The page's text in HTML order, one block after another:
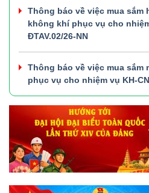
Thông báo về việc mua sắm
không khí phục vụ cho
ĐTAV.02/26-NN
Thông báo về việc mua sắm
phục vụ cho nhiệm vụ KH-